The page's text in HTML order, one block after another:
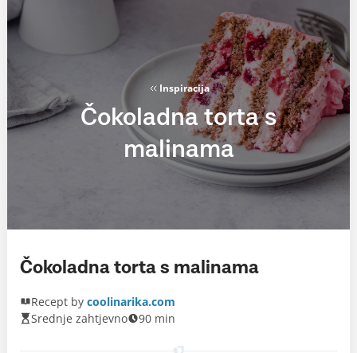
Inspiracija
Čokoladna torta s
malinama
Čokoladna torta s malinama
Recept by coolinarika.com
Srednje zahtjevno
90 min